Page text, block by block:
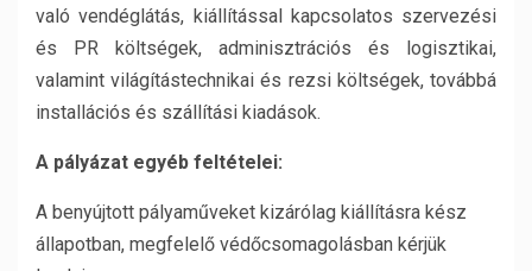
való vendéglátás, kiállítással kapcsolatos szervezési
és PR költségek, adminisztrációs és logisztikai,
valamint világítástechnikai és rezsi költségek, továbbá
installációs és szállítási kiadások.
A pályázat egyéb feltételei:
A benyújtott pályaműveket kizárólag kiállításra kész
állapotban, megfelelő védőcsomagolásban kérjük